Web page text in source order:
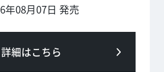
年08月07日 発売
詳細はこちら